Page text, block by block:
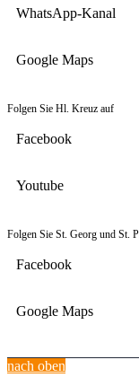
WhatsApp-Kanal
Google Maps
Folgen Sie Hl. Kreuz auf
Facebook
Youtube
Folgen Sie St. Georg und St.
Facebook
Google Maps
nach oben